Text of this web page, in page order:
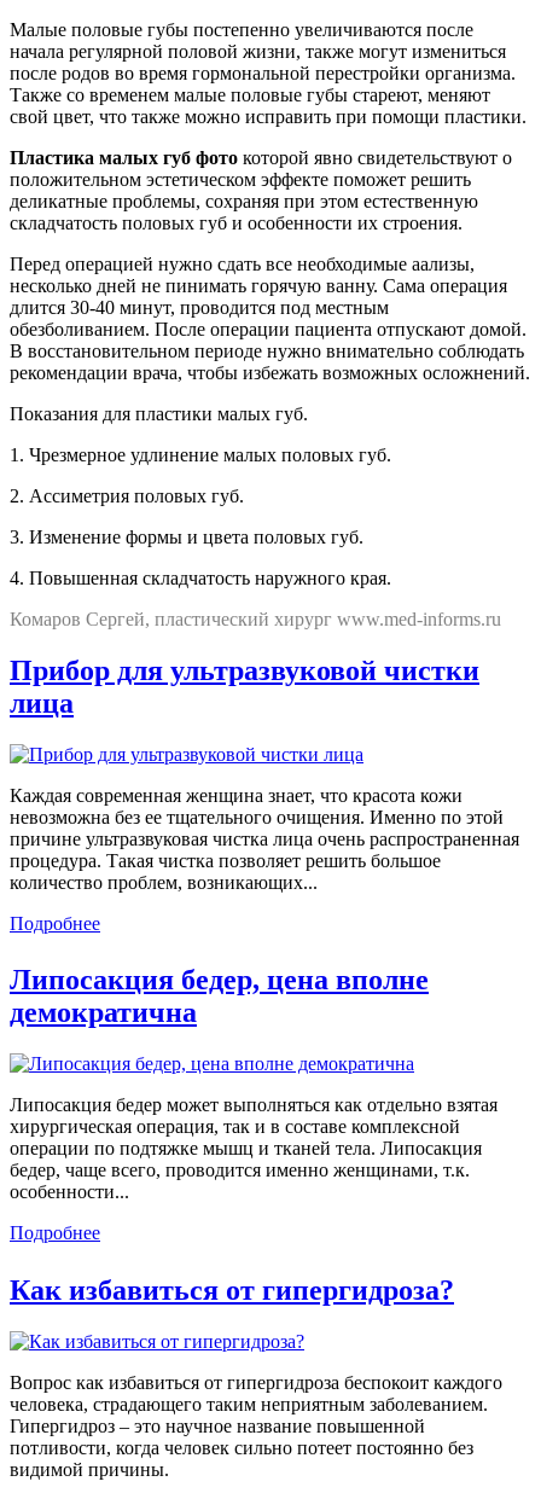
Малые половые губы постепенно увеличиваются после
начала регулярной половой жизни, также могут измениться
после родов во время гормональной перестройки организма.
Также со временем малые половые губы стареют, меняют
свой цвет, что также можно исправить при помощи пластики.
Пластика малых губ фото которой явно свидетельствуют о
положительном эстетическом эффекте поможет решить
деликатные проблемы, сохраняя при этом естественную
складчатость половых губ и особенности их строения.
Перед операцией нужно сдать все необходимые аализы,
несколько дней не пинимать горячую ванну. Сама операция
длится 30-40 минут, проводится под местным
обезболиванием. После операции пациента отпускают домой.
В восстановительном периоде нужно внимательно соблюдать
рекомендации врача, чтобы избежать возможных осложнений.
Показания для пластики малых губ.
1. Чрезмерное удлинение малых половых губ.
2. Ассиметрия половых губ.
3. Изменение формы и цвета половых губ.
4. Повышенная складчатость наружного края.
Комаров Сергей, пластический хирург www.med-informs.ru
Прибор для ультразвуковой чистки
лица
Каждая современная женщина знает, что красота кожи
невозможна без ее тщательного очищения. Именно по этой
причине ультразвуковая чистка лица очень распространенная
процедура. Такая чистка позволяет решить большое
количество проблем, возникающих...
Подробнее
Липосакция бедер, цена вполне
демократична
Липосакция бедер может выполняться как отдельно взятая
хирургическая операция, так и в составе комплексной
операции по подтяжке мышц и тканей тела. Липосакция
бедер, чаще всего, проводится именно женщинами, т.к.
особенности...
Подробнее
Как избавиться от гипергидроза?
Вопрос как избавиться от гипергидроза беспокоит каждого
человека, страдающего таким неприятным заболеванием.
Гипергидроз – это научное название повышенной
потливости, когда человек сильно потеет постоянно без
видимой причины.